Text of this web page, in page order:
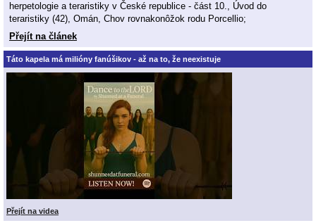
herpetologie a teraristiky v České republice - část 10., Úvod do
teraristiky (42), Omán, Chov rovnakonôžok rodu Porcellio;
Přejít na článek
Táto kapela má milióny fanúšikov - až na to, že neexistuje
Přejít na videa